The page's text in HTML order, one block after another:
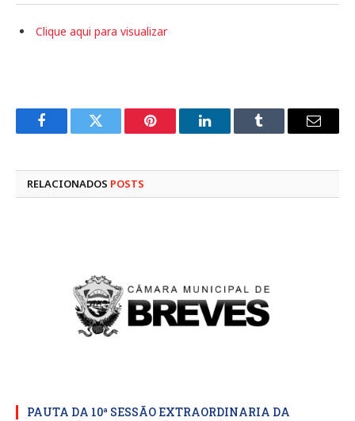
Clique aqui para visualizar
FacebookTwitter Pinterest LinkedInTumblr
E-
RELACIONADOS POSTS
PAUTA DA 10ª SESSÃO EXTRAORDINARIA DA